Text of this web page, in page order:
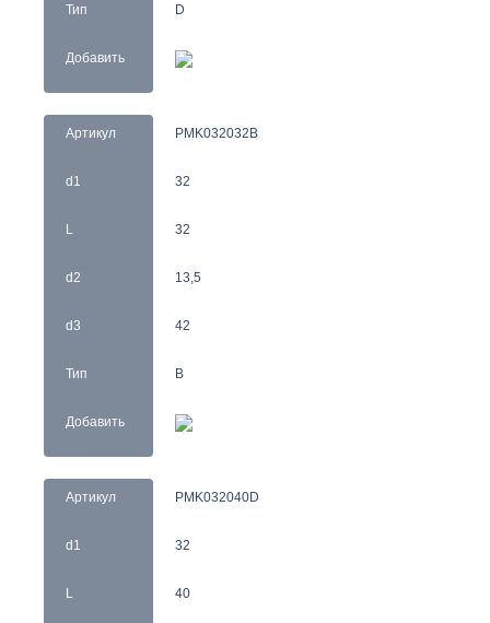
Тип
Добавить
D
Артикул
d1
L
d2
d3
Тип
Добавить
PMK032032B
32
32
13,5
42
B
Артикул
d1
L
PMK032040D
32
40